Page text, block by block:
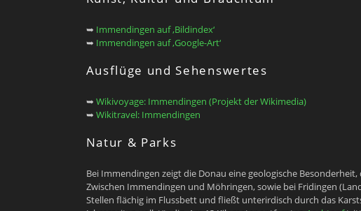
➥ Immendingen auf ‚Bildindex‘
➥ Immendingen auf ‚Google-Art‘
Ausflüge und Sehenswertes
➥ Wikivoyage: Immendingen (Projekt der Wikimedia)
➥ Wikitravel: Immendingen
Natur & Parks
Bei Immendingen zeigt die Donau eine geologische Besonderheit,
Zwischen Immendingen und Möhringen, sowie bei Fridingen
Stellen flächig im Flussbett und fließt unterirdisch durch das